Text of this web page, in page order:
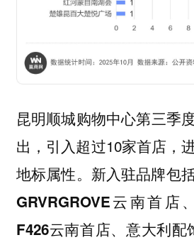
昆明顺城购物中心第三季
出，引入超过10家首店，
地标属性。新入驻品牌包
GRVRGROVE云南首店
F426云南首店、意大利配